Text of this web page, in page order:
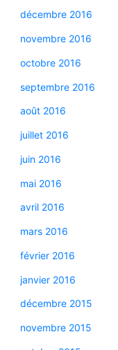
décembre 2016
novembre 2016
octobre 2016
septembre 2016
août 2016
juillet 2016
juin 2016
mai 2016
avril 2016
mars 2016
février 2016
janvier 2016
décembre 2015
novembre 2015